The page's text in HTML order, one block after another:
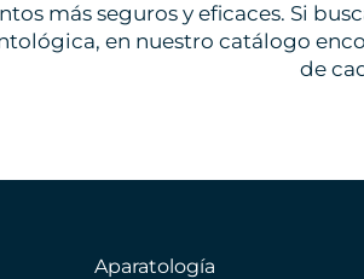
más seguros y eficaces. Si
en nuestro catálogo
de
Aparatología